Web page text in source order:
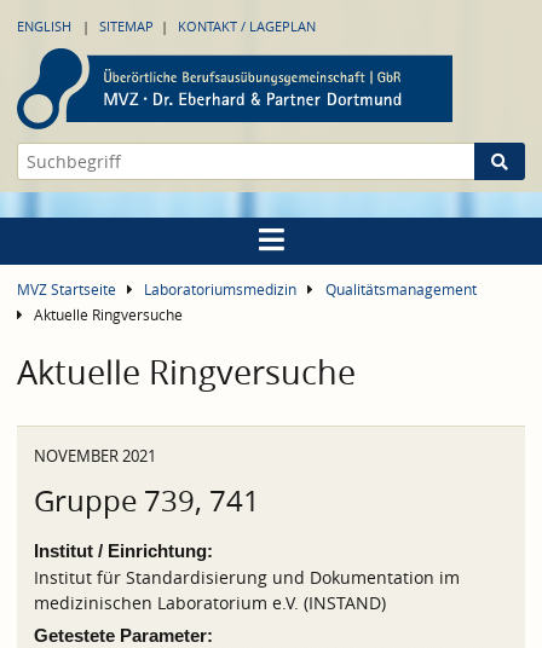
ENGLISH SITEMAP KONTAKT / LAGEPLAN
MVZ Startseite Laboratoriumsmedizin
Qualitätsmanagement
Aktuelle Ringversuche
Aktuelle Ringversuche
NOVEMBER 2021
Gruppe 739, 741
Institut / Einrichtung:
Institut für Standardisierung und Dokumentation im
medizinischen Laboratorium e.V. (INSTAND)
Getestete Parameter: